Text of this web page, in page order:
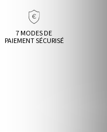
7 MODES DE
PAIEMENT SÉCURISÉ